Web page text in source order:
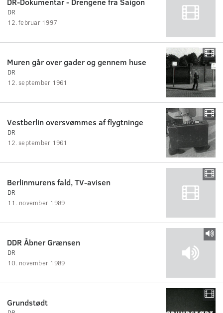
DR
12. februar 1997
Muren går over gader og gennem huse
DR
12. september 1961
Vestberlin oversvømmes af flygtninge
DR
12. september 1961
Berlinmurens fald, TV-avisen
DR
11. november 1989
DDR Åbner Grænsen
DR
10. november 1989
Grundstødt